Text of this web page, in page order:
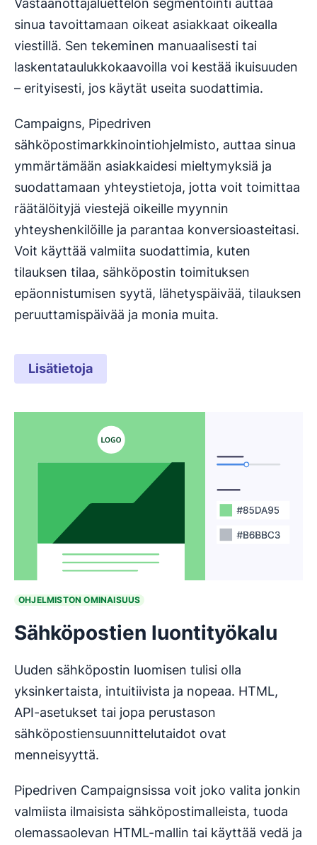
Vastaanottajaluettelon segmentointi auttaa
sinua tavoittamaan oikeat asiakkaat oikealla
viestillä. Sen tekeminen manuaalisesti tai
laskentataulukkokaavoilla voi kestää ikuisuuden
– erityisesti, jos käytät useita suodattimia.
Campaigns, Pipedriven
sähköpostimarkkinointiohjelmisto, auttaa sinua
ymmärtämään asiakkaidesi mieltymyksiä ja
suodattamaan yhteystietoja, jotta voit toimittaa
räätälöityjä viestejä oikeille myynnin
yhteyshenkilöille ja parantaa konversioasteitasi.
Voit käyttää valmiita suodattimia, kuten
tilauksen tilaa, sähköpostin toimituksen
epäonnistumisen syytä, lähetyspäivää, tilauksen
peruuttamispäivää ja monia muita.
Lisätietoja
OHJELMISTON OMINAISUUS
Sähköpostien luontityökalu
Uuden sähköpostin luomisen tulisi olla
yksinkertaista, intuitiivista ja nopeaa. HTML,
API-asetukset tai jopa perustason
sähköpostiensuunnittelutaidot ovat
menneisyyttä.
Pipedriven Campaignsissa voit joko valita jonkin
valmiista ilmaisista sähköpostimalleista, tuoda
olemassaolevan HTML-mallin tai käyttää vedä ja